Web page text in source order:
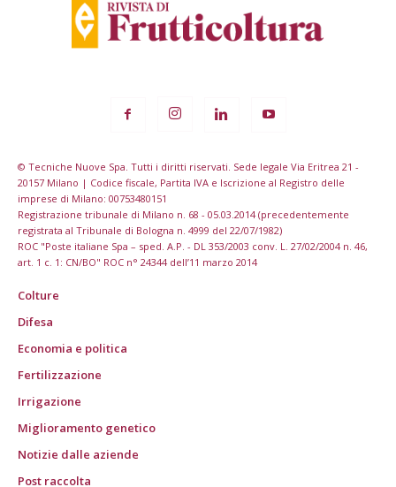
© Tecniche Nuove Spa. Tutti i diritti riservati. Sede legale Via Eritrea 21 -
20157 Milano | Codice fiscale, Partita IVA e Iscrizione al Registro delle
imprese di Milano: 00753480151
Registrazione tribunale di Milano n. 68 - 05.03.2014 (precedentemente
registrata al Tribunale di Bologna n. 4999 del 22/07/1982)
ROC "Poste italiane Spa – sped. A.P. - DL 353/2003 conv. L. 27/02/2004 n. 46,
art. 1 c. 1: CN/BO" ROC n° 24344 dell’11 marzo 2014
Colture
Difesa
Economia e politica
Fertilizzazione
Irrigazione
Miglioramento genetico
Notizie dalle aziende
Post raccolta